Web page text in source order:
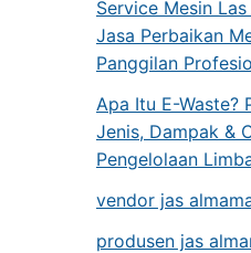
Service Mesin Las
Jasa Perbaikan
Panggilan
Apa Itu E-Waste?
Jenis, Dampak &
Pengelolaan
vendor jas
produsen jas